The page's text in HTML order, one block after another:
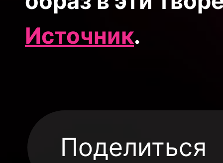
Источник.
Поделиться